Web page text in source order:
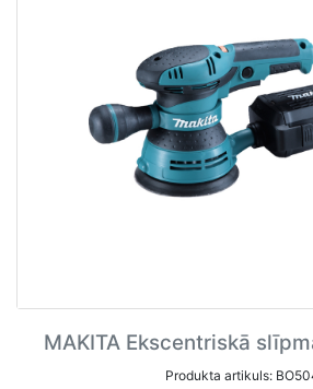
MAKITA Ekscentriskā
Produkta artikuls: